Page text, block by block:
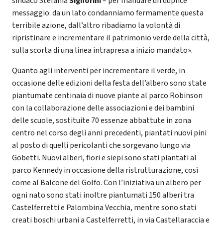
messaggio: da un lato condanniamo fermamente questa
terribile azione, dall’altro ribadiamo la volontà di
ripristinare e incrementare il patrimonio verde della città,
sulla scorta di una linea intrapresa a inizio mandato».
Quanto agli interventi per incrementare il verde, in
occasione delle edizioni della festa dell’albero sono state
piantumate centinaia di nuove piante al parco Robinson
con la collaborazione delle associazioni e dei bambini
delle scuole, sostituite 70 essenze abbattute in zona
centro nel corso degli anni precedenti, piantati nuovi pini
al posto di quelli pericolanti che sorgevano lungo via
Gobetti. Nuovi alberi, fiori e siepi sono stati piantati al
parco Kennedy in occasione della ristrutturazione, così
come al Balcone del Golfo. Con l’iniziativa un albero per
ogni nato sono stati inoltre piantumati 150 alberi tra
Castelferretti e Palombina Vecchia, mentre sono stati
creati boschi urbani a Castelferretti, in via Castellaraccia e